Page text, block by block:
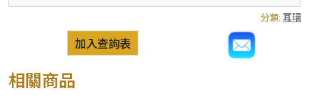
分類: 耳環
加入查詢表
相關商品